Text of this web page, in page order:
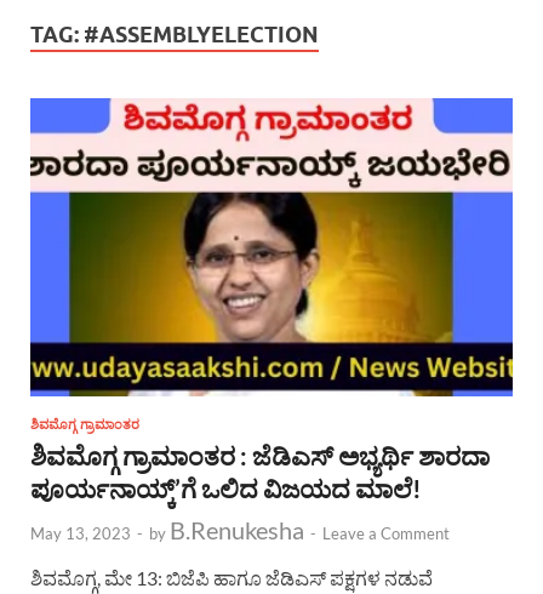
TAG: #ASSEMBLYELECTION
ಶಿವಮೊಗ್ಗ ಗ್ರಾಮಾಂತರ
ಶಿವಮೊಗ್ಗ ಗ್ರಾಮಾಂತರ : ಜೆಡಿಎಸ್ ಅಭ್ಯರ್ಥಿ ಶಾರದಾ
ಪೂರ್ಯನಾಯ್ಕ್’ಗೆ ಒಲಿದ ವಿಜಯದ ಮಾಲೆ!
May 13, 2023 - by B.Renukesha - Leave a Comment
ಶಿವಮೊಗ್ಗ, ಮೇ 13: ಬಿಜೆಪಿ ಹಾಗೂ ಜೆಡಿಎಸ್ ಪಕ್ಷಗಳ ನಡುವೆ